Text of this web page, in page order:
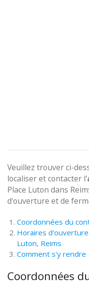
Veuillez trouver ci-
localiser et contacter l'
Place Luton dans
d'ouverture et de
Coordonnées du
Horaires d'ouverture
Luton, Reims
Comment s'y rendre
Coordonnées